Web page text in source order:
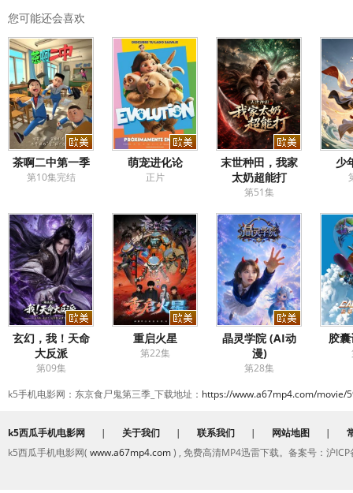
您可能还会喜欢
茶啊二中第一季
第10集完结
萌宠进化论
正片
末世种田，我家
太奶超能打
第51集
少
玄幻，我！天命
大反派
第09集
重启火星
第22集
晶灵学院 (AI动
漫)
第28集
胶
k5手机电影网：东京食尸鬼第三季_下载地址： https://www.a67mp4.com/movie/
k5西瓜手机电影网 | 关于我们 | 联系我们 | 网站地图 |
k5西瓜手机电影网( www.a67mp4.com) , 免费高清MP4迅雷下载。备案号：沪